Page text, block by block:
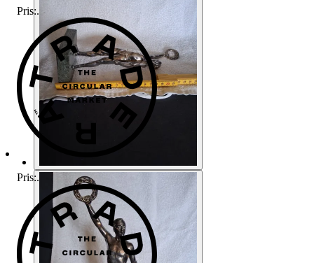
Pris:.
Pris:.